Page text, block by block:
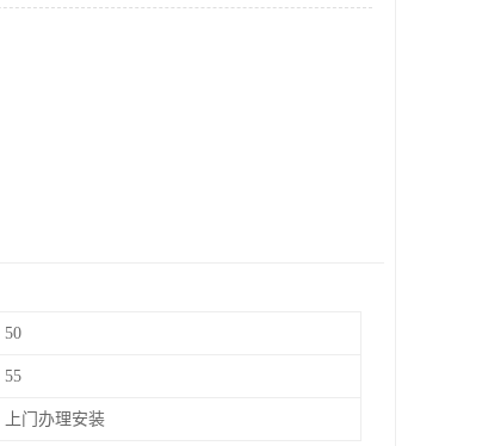
50
55
上门办理安装